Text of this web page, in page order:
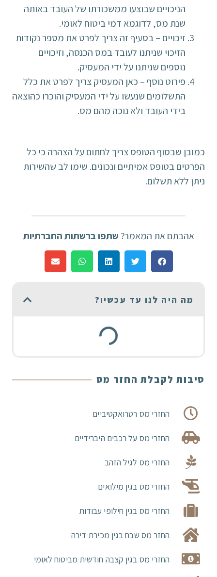
הניכויים שבוצעו ממשכורתו של העובד באותה
שנת מס, לדוגמא דמי ביטוח לאומי.
זיכויים – בסעיף זה צריך לפרט את מספר נקודות
הזיכוי שניתנו לעובד במס הכנסה, וזיכויים
נוספים שניתנו על ידי המעסיק.
פירוט נוסף – כאן המעסיק צריך לפרט את כלל
התשלומים שנעשו על ידי המעסיק והוכרו כהוצאה
בידי העובד ולא נוכה מהם מס.
כמובן שבסוף הטופס צריך לחתום על הצהרה כי כל
הפרטים בטופס אמיתיים ונכונים. שימו לב שהשירות
ניתן ללא תשלום.
אהבתם את המאמר? שתפו ברשתות החברתיות
מה היה לנו עד עכשיו?
סיבות לקבלת החזר מס
החזרי מס רטרואקטיביים
החזרי מס על רכבים היברידיים
החזרי מס לגיל הזהב
החזרי מס בגין מילואים
החזרי מס בגין חילופי עבודות
החזר מס שבח בגין מכירת דירה
החזרי מס בגין קצבה חודשית מביטוח לאומי